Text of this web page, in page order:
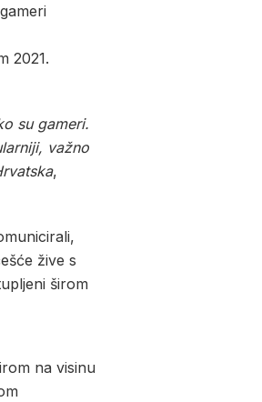
2021.
su gameri.
važno
,
žive s
širom
na visinu